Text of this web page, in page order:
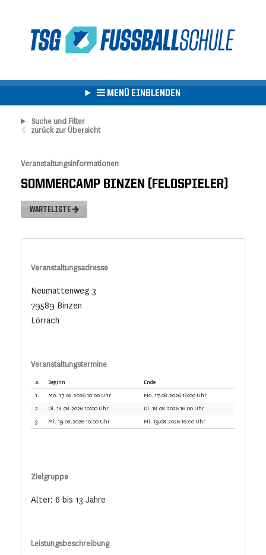
MENÜ EINBLENDEN
Suche und Filter
zurück zur Übersicht
Veranstaltungsinformationen
SOMMERCAMP BINZEN (FELDSPIELER)
WARTELISTE
Veranstaltungsadresse
Neumattenweg 3
79589 Binzen
Lörrach
Veranstaltungstermine
# Beginn
Ende
1.
Mo. 17.08.2026 10:00 Uhr
Mo. 17.08.2026 16:00 Uhr
2.
Di. 18.08.2026 10:00 Uhr
Di. 18.08.2026 16:00 Uhr
3.
Mi. 19.08.2026 10:00 Uhr Mi. 19.08.2026 16:00 Uhr
Zielgruppe
Alter: 6 bis 13 Jahre
Leistungsbeschreibung